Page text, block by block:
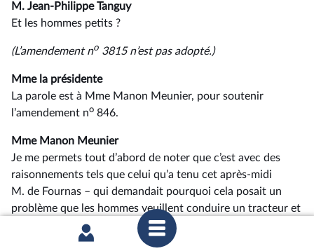
M. Jean-Philippe Tanguy
Et les hommes petits ?
(L’amendement no 3815 n’est pas adopté.)
Mme la présidente
La parole est à Mme Manon Meunier, pour soutenir
l’amendement no 846.
Mme Manon Meunier
Je me permets tout d’abord de noter que c’est avec des
raisonnements tels que celui qu’a tenu cet après-midi
M. de Fournas –⁠ qui demandait pourquoi cela posait un
problème que les hommes veuillent conduire un tracteur et
les femmes être vétérinaires – qu’on en arrive à la
conclusion que les femmes doivent rester dans la cuisine et